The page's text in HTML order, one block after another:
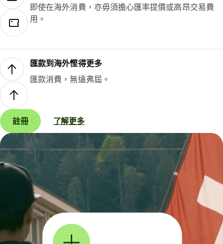
即使在海外消費，亦毋須擔心匯率提價或高昂交易費
用。
匯款到海外慳得更多
匯款消費，無遠弗屆。
註冊 了解更多